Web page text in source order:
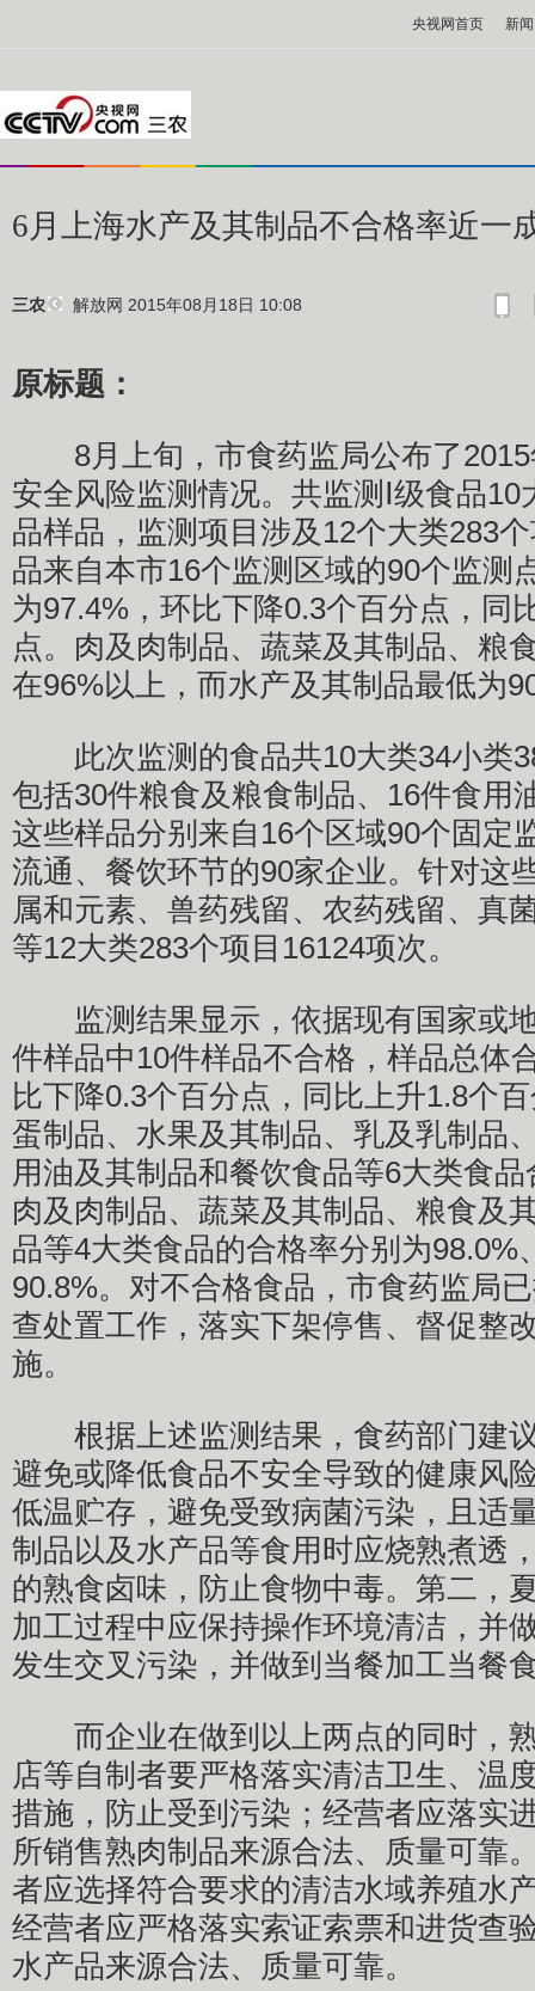
央视网首页 新闻
6月上海水产及其制品不合格率近一
三农 解放网 2015年08月18日 10:08
原标题：
8月上旬，市食药监局公布了2015
安全风险监测情况。共监测Ⅰ级食品
品样品，监测项目涉及12个大类283
品来自本市16个监测区域的90个监测
为97.4%，环比下降0.3个百分点，同
点。肉及肉制品、蔬菜及其制品、粮
在96%以上，而水产及其制品最低为
此次监测的食品共10大类34小类
包括30件粮食及粮食制品、16件食用
这些样品分别来自16个区域90个固定
流通、餐饮环节的90家企业。针对这
属和元素、兽药残留、农药残留、真
等12大类283个项目16124项次。
监测结果显示，依据现有国家或
件样品中10件样品不合格，样品总体
比下降0.3个百分点，同比上升1.8个
蛋制品、水果及其制品、乳及乳制品
用油及其制品和餐饮食品等6大类食
肉及肉制品、蔬菜及其制品、粮食及
品等4大类食品的合格率分别为98.0%
90.8%。对不合格食品，市食药监局
查处置工作，落实下架停售、督促整
施。
根据上述监测结果，食药部门建
避免或降低食品不安全导致的健康风
低温贮存，避免受致病菌污染，且适
制品以及水产品等食用时应烧熟煮透
的熟食卤味，防止食物中毒。第二，
加工过程中应保持操作环境清洁，并
发生交叉污染，并做到当餐加工当餐
而企业在做到以上两点的同时，
店等自制者要严格落实清洁卫生、温
措施，防止受到污染；经营者应落实
所销售熟肉制品来源合法、质量可靠
者应选择符合要求的清洁水域养殖水
经营者应严格落实索证索票和进货查
水产品来源合法、质量可靠。